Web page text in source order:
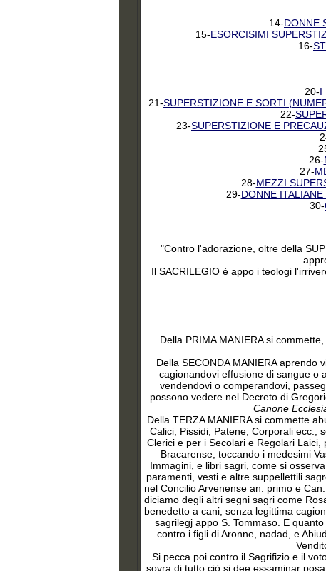
14-DONNE
15-ESORCISIMI
16-
20-I
21-SUPERSTIZIONE E SORTI
22-
23-SUPERSTIZIONE E
26-
27-
28-MEZZI
29-DONNE
30-
"Contro l'adorazione, oltre della
Il SACRILEGIO è appo i teologi
Della PRIMA MANIERA si
Della SECONDA MANIERA
cagionandovi effusione di sangue o
vendendovi o comperandovi,
possono vedere nel Decreto di
Canone
Della TERZA MANIERA si commette
Calici, Pissidi, Patene, Corporali ecc.,
Clerici e per i Secolari e Regolari
Bracarense, toccando i medesimi
Immagini, e libri sagri, come si
paramenti, vesti e altre suppellettili
nel Concilio Arvenense an. primo e
diciamo degli altri segni sagri come
benedetto a cani, senza legittima
sagrilegj appo S. Tommaso. E
contro i figli di Aronne, nadad, e
Si pecca poi contro il Sagrifizio e il
sovra di tutto ciò si dee essaminar